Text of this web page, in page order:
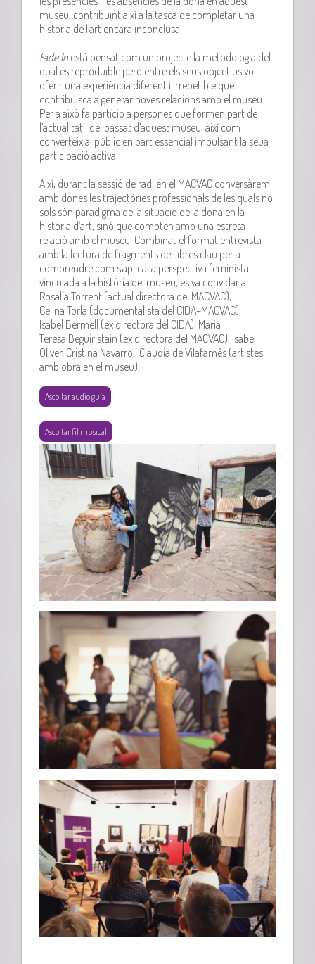
museu, contribuint així a la tasca de completar una
història de l’art encara inconclusa.
FadeIn està pensat com un projecte la metodologia del
qual és reproduïble però entre els seus objectius vol
oferir una experiència diferent i irrepetible que
contribuïsca a generar noves relacions amb el museu.
Per a això fa partícip a persones que formen part de
l’actualitat i del passat d’aquest museu, així com
converteix al públic en part essencial impulsant la seua
participació activa.
Així, durant la sessió de radi en el MACVAC conversàrem
amb dones les trajectòries professionals de les quals no
sols són paradigma de la situació de la dona en la
història d’art, sinó que compten amb una estreta
relació amb el museu. Combinat el format entrevista
amb la lectura de fragments de llibres clau per a
comprendre com s’aplica la perspectiva feminista
vinculada a la història del museu, es va convidar a
Rosalía Torrent (actual directora del MACVAC),
CelinaTorlà (documentalista del CIDA–MACVAC),
Isabel Bermell (ex directora del CIDA), Maria
Teresa Beguiristain (ex directora del MACVAC), Isabel
Oliver, Cristina Navarro i Claudia de Vilafamés (artistes
amb obra en el museu).
Ascoltar audio guía
Ascoltar fil musical